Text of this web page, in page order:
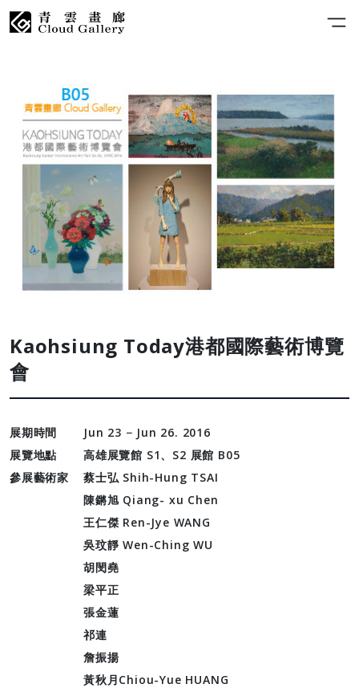
Kaohsiung Today港都國際藝術博覽
會
展期時間
Jun 23 − Jun 26. 2016
展覽地點
高雄展覽館 S1、S2 展館 B05
參展藝術家
蔡士弘 Shih-Hung TSAI
陳鏘旭 Qiang- xu Chen
王仁傑 Ren-Jye WANG
吳玟靜 Wen-Ching WU
胡閔堯
梁平正
張金蓮
祁連
詹振揚
黃秋月Chiou-Yue HUANG